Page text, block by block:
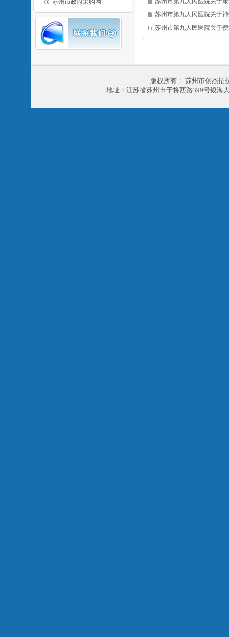
苏州市政府采购网
苏州市第九人民医院关于
苏州市第九人民医院关于
版权所有： 苏州市创杰
地址：江苏省苏州市干将西路399号银海